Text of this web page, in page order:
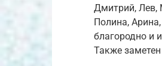
Дмитрий, Лев,
Полина,
благородно и
Также